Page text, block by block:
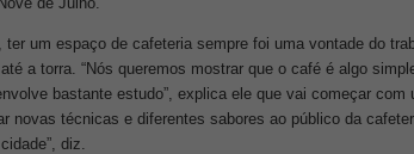
ter um espaço de cafeteria sempre foi uma vontade do
a torra. “Nós queremos mostrar que o café é algo
bastante estudo”, explica ele que vai começar
novas técnicas e diferentes sabores ao público da
diz.